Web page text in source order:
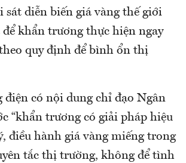
sát diễn biến giá vàng thế giới
khẩn trương thực hiện ngay
quy định để bình ổn thị
điện có nội dung chỉ đạo Ngân
“khẩn trương có giải pháp hiệu
điều hành giá vàng miếng trong
tắc thị trường, không để tình